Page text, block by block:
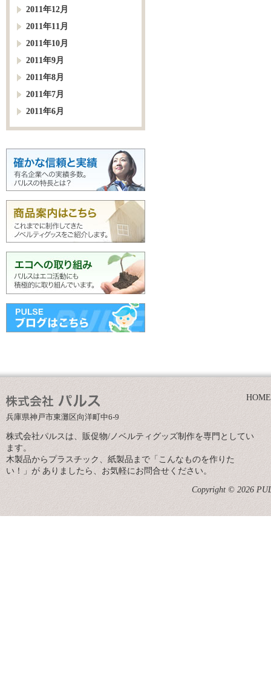
2011年12月
2011年11月
2011年10月
2011年9月
2011年8月
2011年7月
2011年6月
兵庫県神戸市東灘区向洋町中6-9
HOME
株式会社パルスは、販促物/ノベルティグッズ制作を専門としてい
ます。
木製品からプラスチック、紙製品まで「こんなものを作りた
い！」が ありましたら、お気軽にお問合せください。
Copyright © 2026